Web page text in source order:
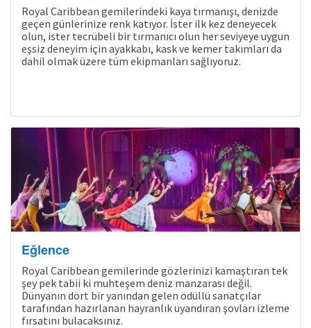
Royal Caribbean gemilerindeki kaya tırmanışı, denizde
geçen günlerinize renk katıyor. İster ilk kez deneyecek
olun, ister tecrübeli bir tırmanıcı olun her seviyeye uygun
eşsiz deneyim için ayakkabı, kask ve kemer takımları da
dahil olmak üzere tüm ekipmanları sağlıyoruz.
Eğlence
Royal Caribbean gemilerinde gözlerinizi kamaştıran tek
şey pek tabii ki muhteşem deniz manzarası değil.
Dünyanın dört bir yanından gelen ödüllü sanatçılar
tarafından hazırlanan hayranlık uyandıran şovları izleme
fırsatını bulacaksınız.